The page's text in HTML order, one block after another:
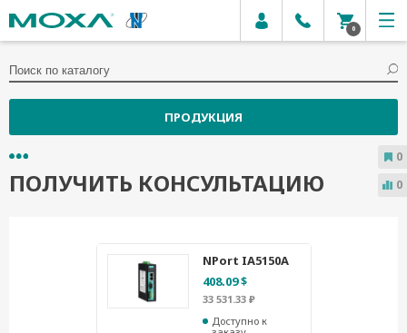
0
ПРОДУКЦИЯ
ПОЛУЧИТЬ КОНСУЛЬТАЦИЮ
NPort IA5150A
408.09 $
33 531.33 ₽
Доступно к
0
0